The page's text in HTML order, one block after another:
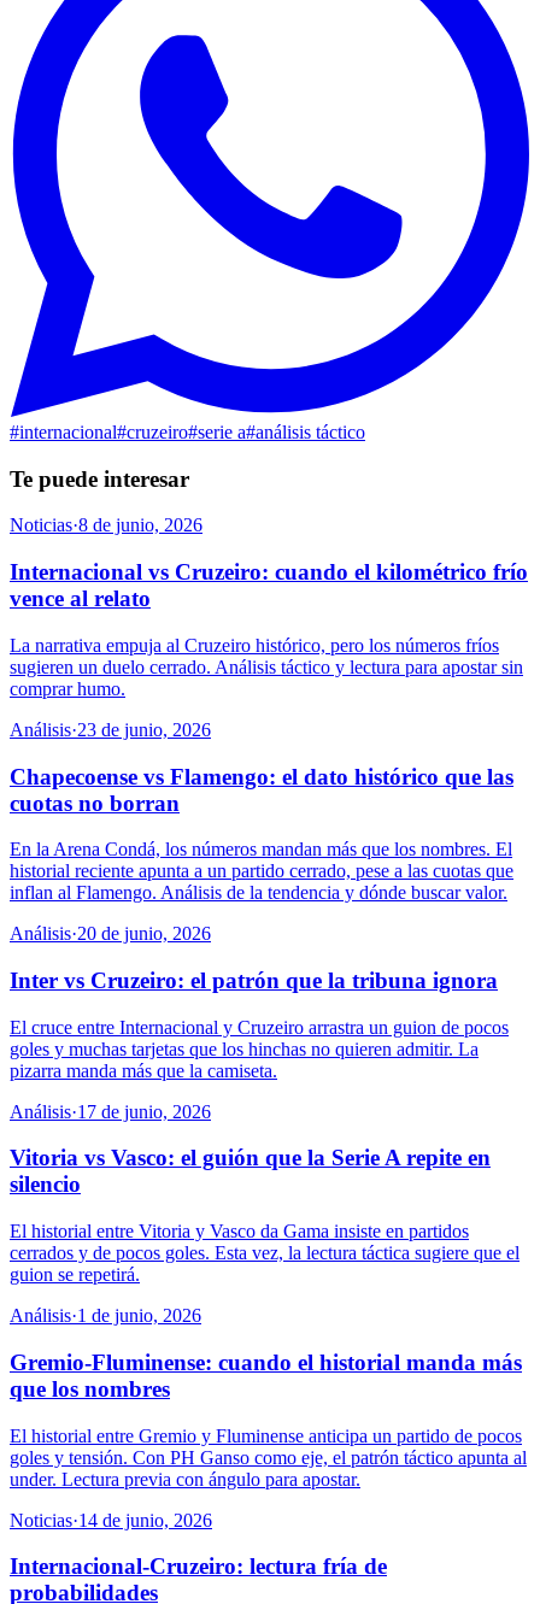
#internacional#cruzeiro#serie a#análisis táctico
Te puede interesar
Noticias·8 de junio, 2026
Internacional vs Cruzeiro: cuando el kilométrico frío
vence al relato
La narrativa empuja al Cruzeiro histórico, pero los números fríos
sugieren un duelo cerrado. Análisis táctico y lectura para apostar sin
comprar humo.
Análisis·23 de junio, 2026
Chapecoense vs Flamengo: el dato histórico que las
cuotas no borran
En la Arena Condá, los números mandan más que los nombres. El
historial reciente apunta a un partido cerrado, pese a las cuotas que
inflan al Flamengo. Análisis de la tendencia y dónde buscar valor.
Análisis·20 de junio, 2026
Inter vs Cruzeiro: el patrón que la tribuna ignora
El cruce entre Internacional y Cruzeiro arrastra un guion de pocos
goles y muchas tarjetas que los hinchas no quieren admitir. La
pizarra manda más que la camiseta.
Análisis·17 de junio, 2026
Vitoria vs Vasco: el guión que la Serie A repite en
silencio
El historial entre Vitoria y Vasco da Gama insiste en partidos
cerrados y de pocos goles. Esta vez, la lectura táctica sugiere que el
guion se repetirá.
Análisis·1 de junio, 2026
Gremio-Fluminense: cuando el historial manda más
que los nombres
El historial entre Gremio y Fluminense anticipa un partido de pocos
goles y tensión. Con PH Ganso como eje, el patrón táctico apunta al
under. Lectura previa con ángulo para apostar.
Noticias·14 de junio, 2026
Internacional-Cruzeiro: lectura fría de
probabilidades